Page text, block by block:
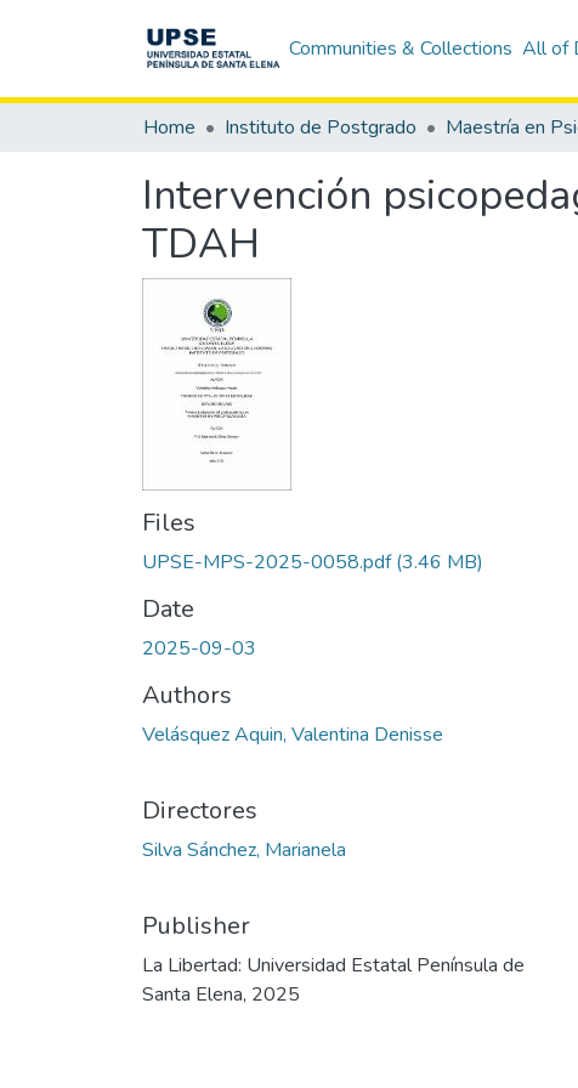
Communities & Collections All of
Home Instituto de Postgrado Maestría en
Intervención
TDAH
Files
UPSE-MPS-2025-0058.pdf(3.46 MB)
Date
2025-09-03
Authors
Velásquez Aquin, Valentina Denisse
Directores
Silva Sánchez, Marianela
Publisher
La Libertad: Universidad Estatal Península de
Santa Elena, 2025